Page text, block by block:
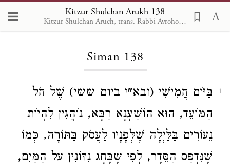
Kitzur Shulchan Arukh 138
Kitzur Shulchan Aruch, trans. Rabbi Avrohom Davis, Metsudah Pub., 1996
Loading...
Siman 138
1
בַּיּוֹם חֲמִישִׁי (ובא"י ביום ששי) שֶׁל חֹל
הַמּוֹעֵד, הוּא הוֹשַׁעְנָא רַבָּא, נוֹהֲגִין לִהְיוֹת
נֵעוֹרִים בַּלַּיְלָה שֶׁלְּפָנָיו לַעֲסֹק בַּתּוֹרָה, כְּמוֹ
שֶׁנִּדְפַּס הַסֵּדֶר, לְפִי שֶבֶּחָג נִדּוֹנִין על הַמַּיִם,